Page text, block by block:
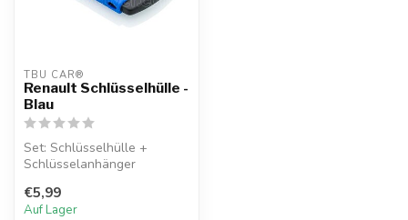
TBU CAR®
Renault Schlüsselhülle -
Blau
Set: Schlüsselhülle +
Schlüsselanhänger
€5,99
Auf Lager